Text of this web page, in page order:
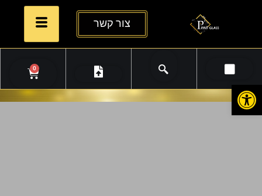
פתח סרגל נגישות
צור קשר
0